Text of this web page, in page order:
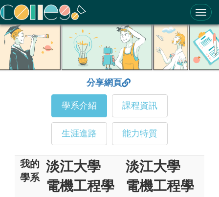
ColleGo! 大學選才與高中育才輔助系統
分享網頁
學系介紹 課程資訊
生涯進路 能力特質
我的
學系
淡江大學
電機工程學
淡江大學
電機工程學